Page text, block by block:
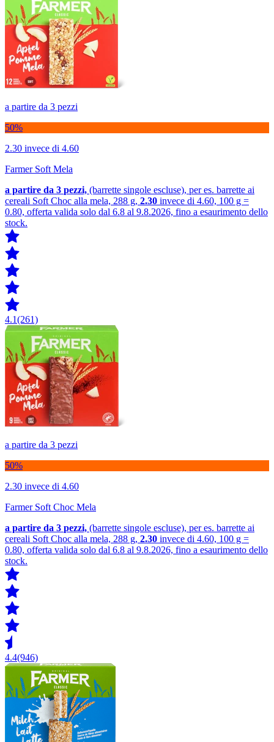
a partire da 3 pezzi
50%
2.30 invece di 4.60
Farmer Soft Mela
a partire da 3 pezzi, (barrette singole escluse), per es. barrette ai
cereali Soft Choc alla mela, 288 g, 2.30 invece di 4.60, 100 g =
0.80, offerta valida solo dal 6.8 al 9.8.2026, fino a esaurimento dello
stock.
4.1(261)
a partire da 3 pezzi
50%
2.30 invece di 4.60
Farmer Soft Choc Mela
a partire da 3 pezzi, (barrette singole escluse), per es. barrette ai
cereali Soft Choc alla mela, 288 g, 2.30 invece di 4.60, 100 g =
0.80, offerta valida solo dal 6.8 al 9.8.2026, fino a esaurimento dello
stock.
4.4(946)